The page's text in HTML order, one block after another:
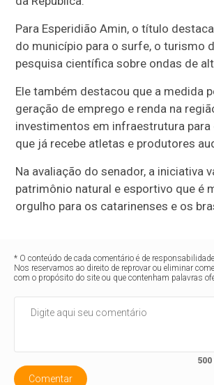
Para Esperidião Amin, o título
do município para o surfe, o turismo
pesquisa científica sobre ondas de
Ele também destacou que a medida
geração de emprego e renda na
investimentos em infraestrutura
que já recebe atletas e produtores
Na avaliação do senador, a iniciativa
patrimônio natural e esportivo que é
orgulho para os catarinenses e os
* O conteúdo de cada comentário é de
Nos reservamos ao direito de reprovar ou eliminar
com o propósito do site ou que contenham palavras
500
Comentar